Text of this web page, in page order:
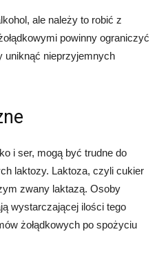
ale należy to robić z
powinny ograniczyć
uniknąć nieprzyjemnych
i ser, mogą być trudne do
laktozy. Laktoza, czyli cukier
zwany laktazą. Osoby
wystarczającej ilości tego
żołądkowych po spożyciu